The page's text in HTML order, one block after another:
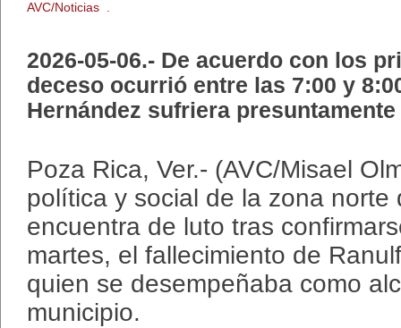
AVC/Noticias .
2026-05-06.- De acuerdo con los
deceso ocurrió entre las 7:00 y
Hernández sufriera
Poza Rica, Ver.- (AVC/Misael
política y social de la zona norte
encuentra de luto tras
martes, el fallecimiento de
quien se desempeñaba como
municipio.